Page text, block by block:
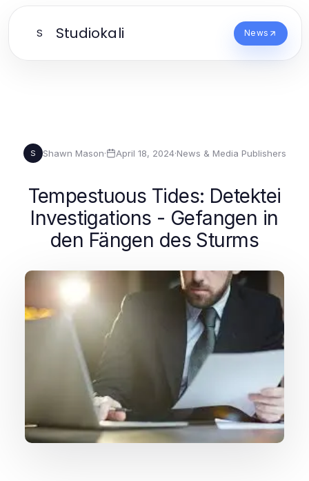
S Studiokali News
S Shawn Mason· April 18, 2024·News & Media Publishers
Tempestuous Tides: Detektei
Investigations - Gefangen in
den Fängen des Sturms